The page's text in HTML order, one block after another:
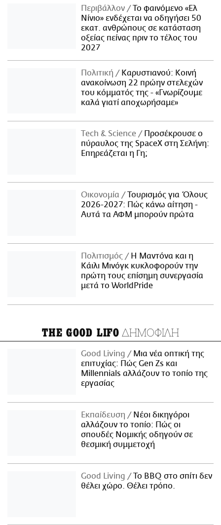
Περιβάλλον
Το φαινόμενο «Ελ
Νίνιο» ενδέχεται να οδηγήσει 50
εκατ. ανθρώπους σε κατάσταση
οξείας πείνας πριν το τέλος του
2027
Πολιτική
Καρυστιανού: Κοινή
ανακοίνωση 22 πρώην στελεχών
του κόμματός της - «Γνωρίζουμε
καλά γιατί αποχωρήσαμε»
Τech & Science
Προσέκρουσε ο
πύραυλος της SpaceX στη Σελήνη:
Επηρεάζεται η Γη;
Οικονομία
Τουρισμός για Όλους
2026-2027: Πώς κάνω αίτηση -
Αυτά τα ΑΦΜ μπορούν πρώτα
Πολιτισμός
Η Μαντόνα και η
Κάιλι Μινόγκ κυκλοφορούν την
πρώτη τους επίσημη συνεργασία
μετά το WorldPride
THE GOOD LIFO ΔΗΜΟΦΙΛΗ
Good Living
Μια νέα οπτική της
επιτυχίας: Πώς Gen Zs και
Millennials αλλάζουν το τοπίο της
εργασίας
Εκπαίδευση
Νέοι δικηγόροι
αλλάζουν το τοπίο: Πώς οι
σπουδές Νομικής οδηγούν σε
θεσμική συμμετοχή
Good Living
Το BBQ στο σπίτι δεν
θέλει χώρο. Θέλει τρόπο.